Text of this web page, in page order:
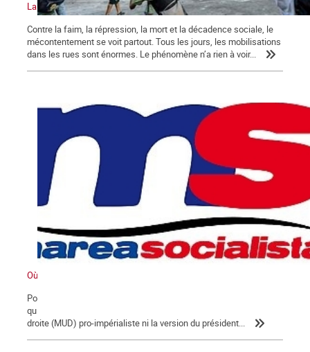
La crise au Venezuela atteint un niveau sans précédent
Contre la faim, la répression, la mort et la décadence sociale, le
mécontentement se voit partout. Tous les jours, les mobilisations
dans les rues sont énormes. Le phénomène n’a rien à voir...
Où va le Venezuela ?
Pour comprendre la situation et lever le voile sur les informations
qui sont diffusées dans le monde, inutile d'écouter la coalition de
droite (MUD) pro-impérialiste ni la version du président...